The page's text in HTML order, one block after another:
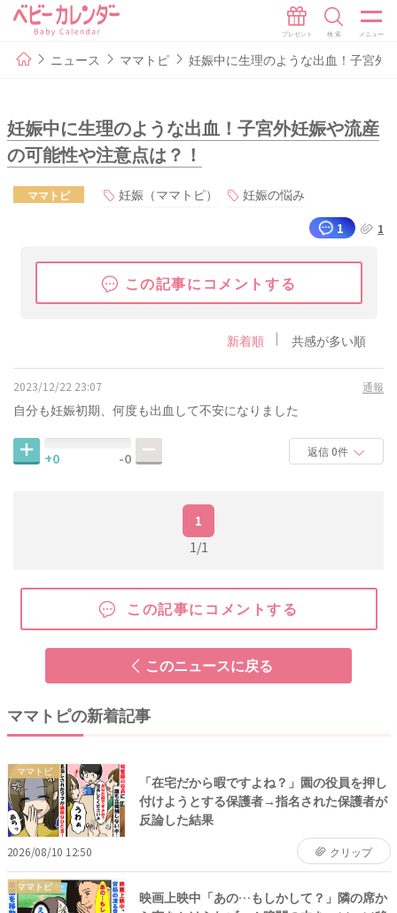
ニュース ママトピ 妊娠中に生理のような出血！子宮外
妊娠中に生理のような出血！子宮外妊娠や流産
の可能性や注意点は？！
ママトピ 妊娠（ママトピ）
妊娠の悩み
1
1
この記事にコメントする
新着順 共感が多い順
2023/12/22 23:07 通報
自分も妊娠初期、何度も出血して不安になりました
+0 -0 返信 0件
1
1/1
この記事にコメントする
このニュースに戻る
ママトピの新着記事
ママトピ
「在宅だから暇ですよね？」園の役員を押し
付けようとする保護者→指名された保護者が
反論した結果
2026/08/10 12:50 クリップ
ママトピ
映画上映中「あの…もしかして？」隣の席か